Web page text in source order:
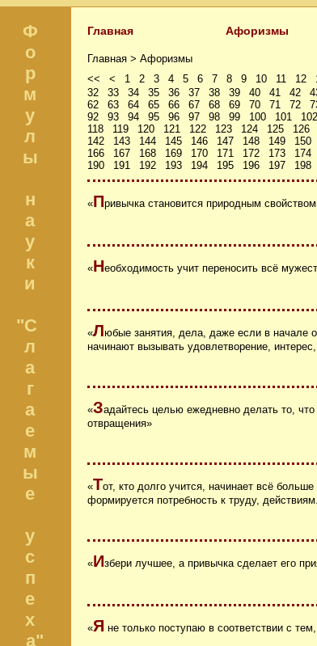
Ф
о
р
м
у
л
ы
н
а
у
к
и
"С
л
а
г
а
е
м
ы
е
у
с
п
е
х
а"
Главная Афоризмы
Главная > Афоризмы
<<
< 1 2 3 4 5 6 7 8 9 10 11 12
32
33 34 35 36 37 38 39 40 41 42
62
63 64 65 66 67 68 69 70 71 72
92
93 94 95 96 97 98 99 100 101 102
118
119 120 121 122 123 124 125 126
142
143 144 145 146 147 148 149 150
166
167 168 169 170 171 172 173 174
190
191 192 193 194 195 196 197 198
«Привычка становится природным
«Необходимость учит переносить всё
«Любые занятия, дела, даже если в начале
начинают вызывать удовлетворение,
«Задайтесь целью ежедневно делать то,
отвращения»
«Тот, кто долго учится, начинает всё
формируется потребность к труду,
«Избери лучшее, а привычка сделает его
«Я не только поступаю в соответствии с